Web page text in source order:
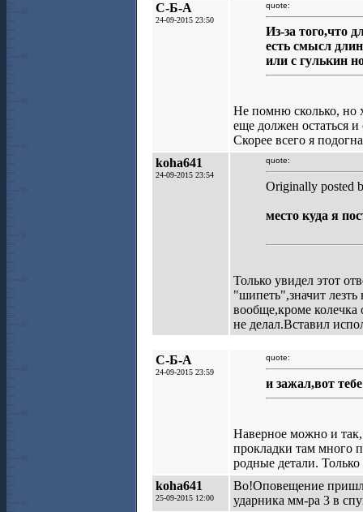
С-Б-А
24-09-2015 23:50
quote:
Из-за того,что
есть смысл
или с гулькин
Не помню сколько, но
еще должен остаться
Скорее всего я
koha641
24-09-2015 23:54
quote:
Originally posted
место куда я
Только увидел этот
"шипеть",значит
вообще,кроме
не делал.Вставил
С-Б-А
24-09-2015 23:59
quote:
и зажал,вот
Наверное можно и
прокладки там много
родные детали.
koha641
25-09-2015 12:00
Во!Оповещение
ударника мм-ра 3 в